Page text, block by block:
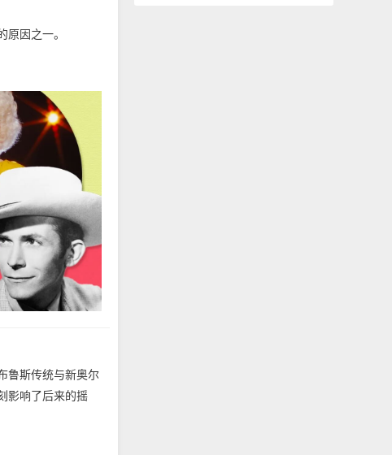
因之一。
鲁斯传统与新奥尔
影响了后来的摇